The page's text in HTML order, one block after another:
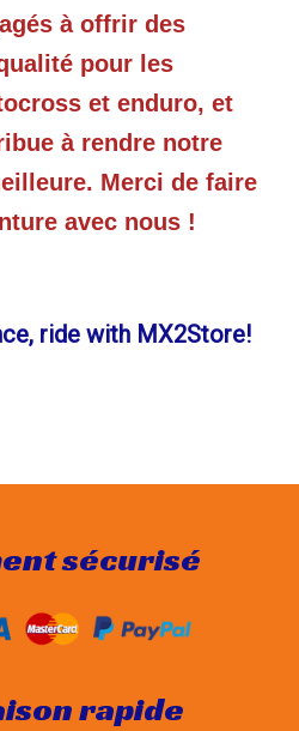
à offrir des
pour les
et enduro, et
à rendre notre
Merci de faire
avec nous !
ride with MX2Store!
sécurisé
rapide